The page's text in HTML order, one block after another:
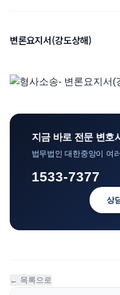
언론보도
법률서식
변론요지서(강도상해)
지금 바로 전문 변호
법무법인 대한중앙이 여
1533-7377
상
← 목록으로